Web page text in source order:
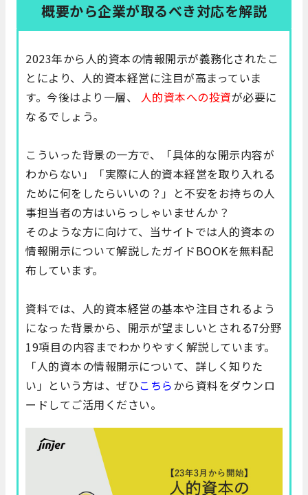
概要から企業が取るべき対応を解説
2023年から人的資本の情報開示が義務化されたこ
とにより、人的資本経営に注目が高まっていま
す。今後はより一層、 人的資本への投資が必要に
なるでしょう。
こういった背景の一方で、「具体的な開示内容が
わからない」「実際に人的資本経営を取り入れる
ために何をしたらいいの？」と不安をお持ちの人
事担当者の方はいらっしゃいませんか？
そのような方に向けて、当サイトでは人的資本の
情報開示について解説したガイドBOOKを無料配
布しています。
資料では、人的資本経営の基本や注目されるよう
になった背景から、開示が望ましいとされる7分野
19項目の内容までわかりやすく解説しています。
「人的資本の情報開示について、詳しく知りた
い」という方は、ぜひこちらから資料をダウンロ
ードしてご活用ください。